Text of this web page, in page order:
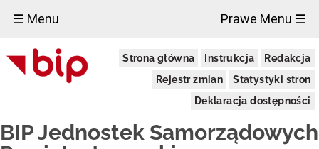
☰ Menu Prawe Menu ☰
Strona główna Instrukcja
Redakcja
Rejestr zmian
Statystyki stron
Deklaracja dostępności
BIP Jednostek Samorządowych
Biuletyn
informacji
Publicznej
Wsparcia
"Pod
×